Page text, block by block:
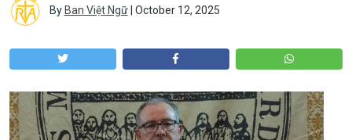
By Ban Việt Ngữ| October 12, 2025